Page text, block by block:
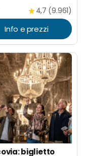
4,7 (9.961)
Info e prezzi
biglietto